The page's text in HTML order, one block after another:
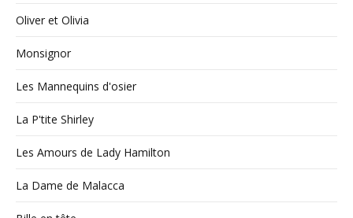
Oliver et Olivia
Monsignor
Les Mannequins d'osier
La P'tite Shirley
Les Amours de Lady Hamilton
La Dame de Malacca